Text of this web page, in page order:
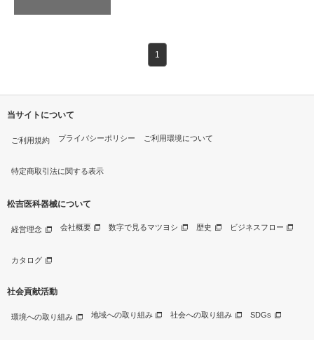
1
当サイトについて
ご利用規約 プライバシーポリシー ご利用環境について
特定商取引法に関する表示
松吉医科器械について
経営理念 会社概要 数字で見るマツヨシ 歴史 ビジネスフロー
カタログ
社会貢献活動
環境への取り組み 地域への取り組み 社会への取り組み SDGs